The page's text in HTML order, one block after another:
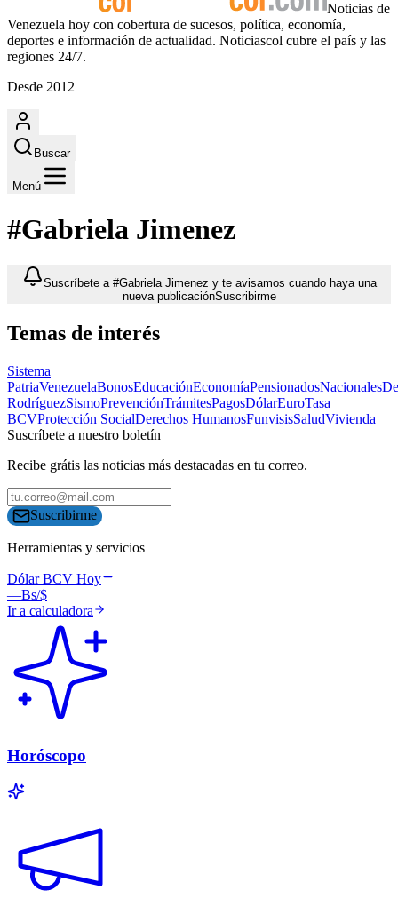
Noticias de
Venezuela hoy con cobertura de sucesos, política, economía,
deportes e información de actualidad. Noticiascol cubre el país y las
regiones 24/7.
Desde 2012
Buscar
Menú
#Gabriela Jimenez
Suscríbete a #Gabriela Jimenez y te avisamos cuando haya una
nueva publicaciónSuscribirme
Temas de interés
Sistema
PatriaVenezuelaBonosEducaciónEconomíaPensionadosNacionales
RodríguezSismoPrevenciónTrámitesPagosDólarEuroTasa
BCVProtección SocialDerechos HumanosFunvisisSaludVivienda
Suscríbete a nuestro boletín
Recibe grátis las noticias más destacadas en tu correo.
Suscribirme
Herramientas y servicios
Dólar BCV Hoy
—Bs/$
Ir a calculadora
Horóscopo